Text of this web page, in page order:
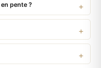
pente ?